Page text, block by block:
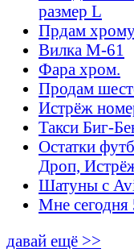
размер L
Прдам
Вилка М-61
Фара хром.
Продам
Истрёж
Такси Биг-
Остатки
Дроп,
Шатуны с
Мне сегодня
давай ещё >>